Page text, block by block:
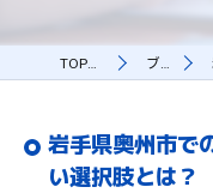
TOPページ ブログ
岩手県奥州市で
い選択肢とは